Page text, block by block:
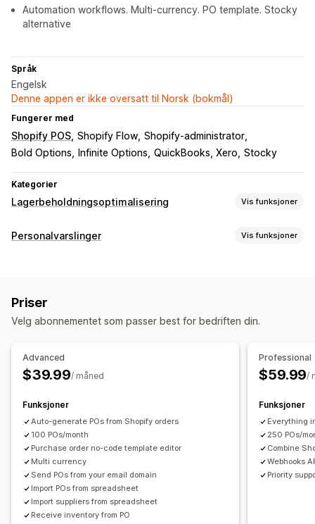
Automation workflows. Multi-currency. PO template. Stocky
alternative
Språk
Engelsk
Denne appen er ikke oversatt til Norsk (bokmål)
Fungerer med
Shopify POS Shopify Flow Shopify-administrator
Bold Options
Infinite Options QuickBooks, Xero Stocky
Kategorier
Lagerbeholdningsoptimalisering Vis funksjoner
Håndtering av lagerbeholdning
Bestillingsadministrering
Innkjøpsordre
Varsler og analyse
Varsler om lav lagerbeholdning
Tilpassede rapporter
Personalvarslinger Vis funksjoner
Leverandørvarsler
Tagging
Priser
Velg abonnementet som passer best for bedriften din.
Advanced
$39.99/ måned
Funksjoner
Auto-generate POs from Shopify orders
100 POs/month
Purchase order no-code template editor
Multi currency
Send POs from your email domain
Import POs from spreadsheet
Import suppliers from spreadsheet
Receive inventory from PO
Professional
$59.99/
Funksjoner
Everything
250 POs/
Combine
Webhooks
Priority